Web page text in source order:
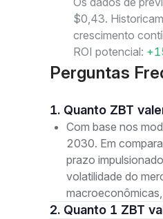
$0,43.
crescimento
ROI potencial:
Perguntas
1. Quanto ZBT
Com base nos
2030. Em
prazo
volatilidade do
2. Quanto 1 ZBT